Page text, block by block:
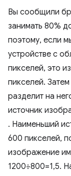
Вы сообщили
занимать 80%
поэтому, если
устройстве с
пикселей, это
пикселей.
разделит на
источник
. Наименьший
600 пикселей,
изображение
1200÷800=1,5.